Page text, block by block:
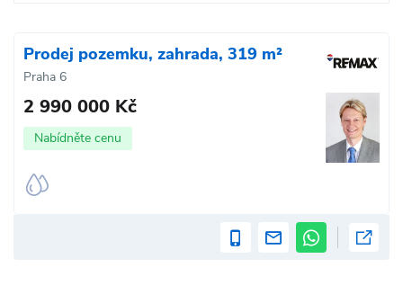
Prodej pozemku, zahrada, 319 m²
Praha 6
2 990 000 Kč
Nabídněte cenu